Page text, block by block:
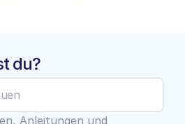
du?
Anleitungen und